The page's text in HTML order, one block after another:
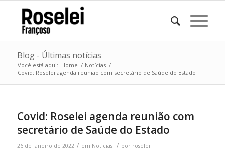
Blog - Últimas notícias
Você está aqui: Home / Notícias /
Covid: Roselei agenda reunião com secretário de Saúde do Estado
Covid: Roselei agenda reunião com
secretário de Saúde do Estado
26 de janeiro de 2022 / em Notícias / por roselei